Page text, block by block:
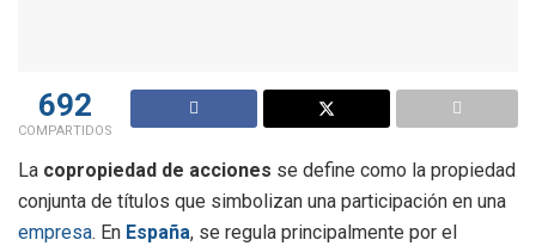
692
COMPARTIDOS
La copropiedad de acciones se define como la propiedad
conjunta de títulos que simbolizan una participación en una
empresa. En España, se regula principalmente por el